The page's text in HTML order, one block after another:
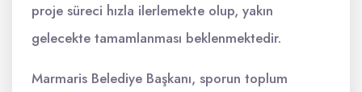
proje süreci hızla ilerlemekte olup, yakın
gelecekte tamamlanması beklenmektedir.
Marmaris Belediye Başkanı, sporun toplum